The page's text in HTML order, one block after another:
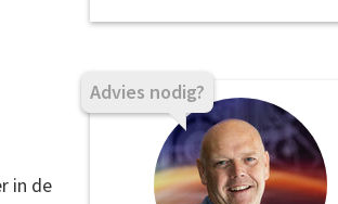
in de
Advies nodig?